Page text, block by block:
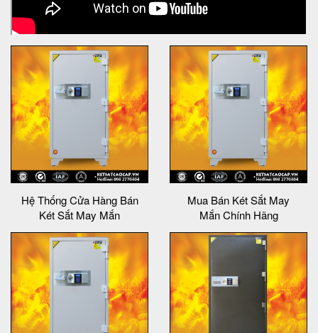
Hệ Thống Cửa Hàng Bán
Két Sắt May Mắn
Mua Bán Két Sắt May
Mắn Chính Hãng